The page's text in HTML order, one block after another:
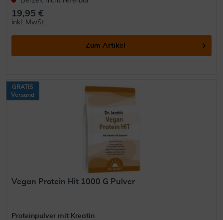
19,95 €
inkl. MwSt.
Zum Artikel
GRATIS
Versand
Vegan Protein Hit 1000 G Pulver
Proteinpulver mit Kreatin